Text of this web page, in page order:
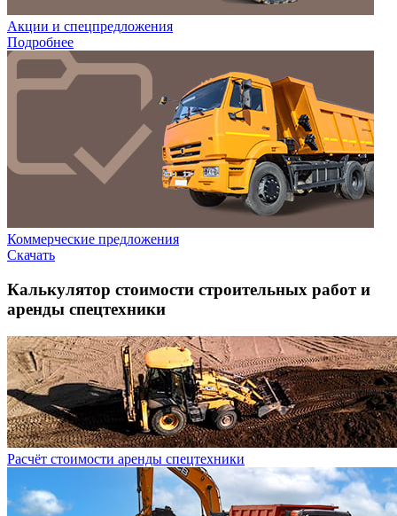
Акции и спецпредложения
Подробнее
Коммерческие предложения
Скачать
Калькулятор стоимости строительных работ и
аренды спецтехники
Расчёт стоимости аренды спецтехники